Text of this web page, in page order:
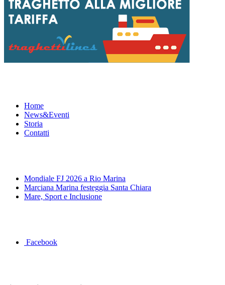
Home
News&Eventi
Storia
Contatti
Mondiale FJ 2026 a Rio Marina
Marciana Marina festeggia Santa Chiara
Mare, Sport e Inclusione
Facebook